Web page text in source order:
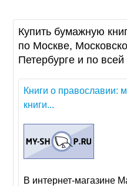
Купить бумажную
по Москве,
Петербурге и по всей
Книги о православии:
книги...
В интернет-магазине